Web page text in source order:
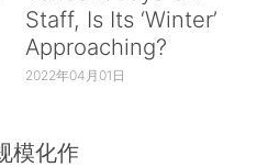
Staff, Is Its ‘Winter’
Approaching?
2022年04月01日
模化作